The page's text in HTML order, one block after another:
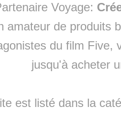
Voyage:
amateur de produits
du film Five,
jusqu'à acheter
est listé dans la